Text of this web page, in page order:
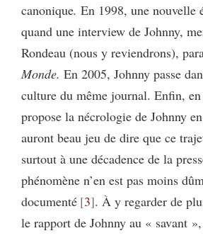
canonique. En 1998, une nouvelle
quand une interview de Johnny,
Rondeau (nous y reviendrons),
Monde. En 2005, Johnny passe
culture du même journal. Enfin, en
propose la nécrologie de Johnny
auront beau jeu de dire que ce
surtout à une décadence de la
phénomène n’en est pas moins
documenté 3 . À y regarder de
le rapport de Johnny au « savant